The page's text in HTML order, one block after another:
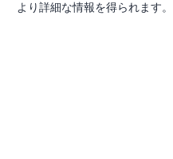
より詳細な情報を得られます。